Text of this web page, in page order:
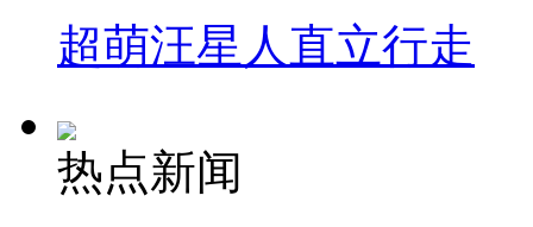
超萌汪星人直立行走
热点新闻